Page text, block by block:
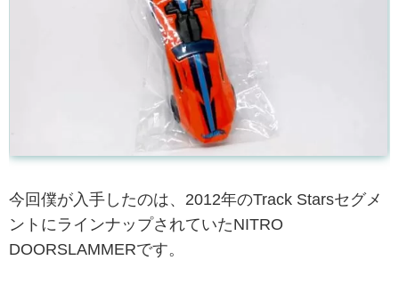
今回僕が入手したのは、2012年のTrack Starsセグメ
ントにラインナップされていたNITRO
DOORSLAMMERです。